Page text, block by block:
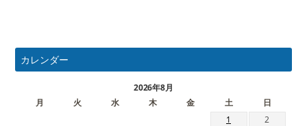
カレンダー
2026年8月
月
火 水 木 金 土
日
1
2